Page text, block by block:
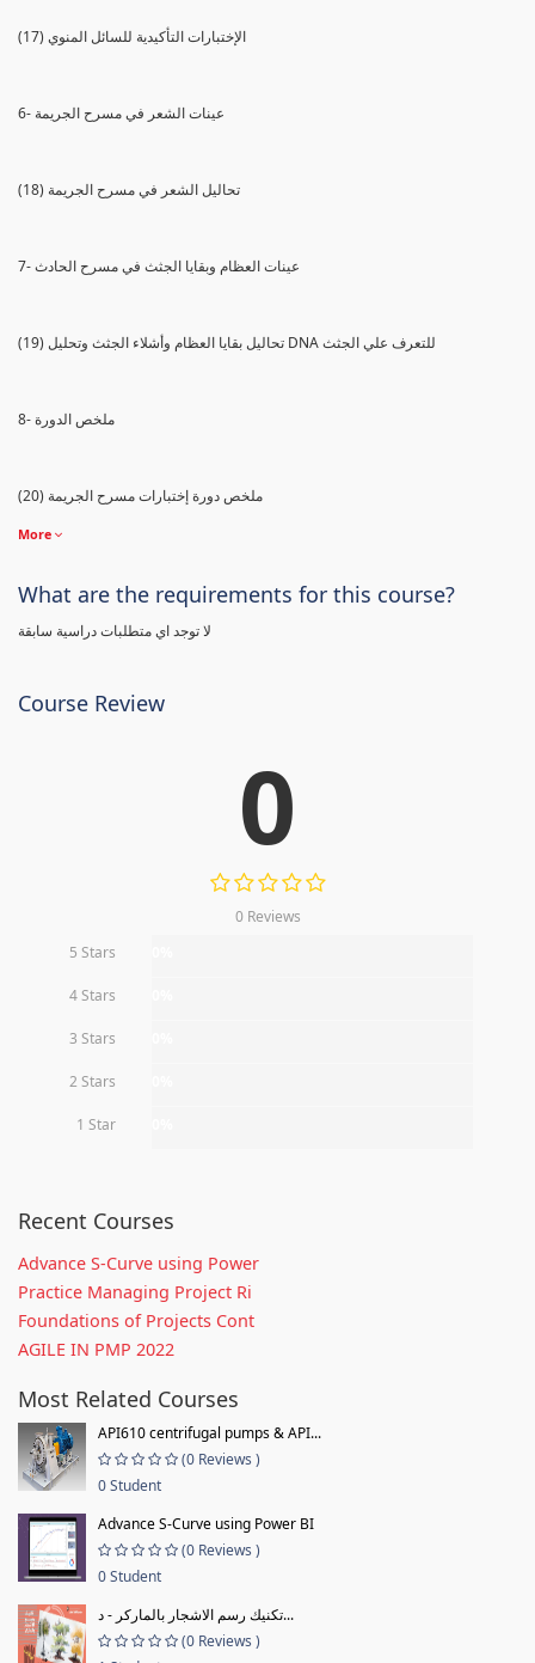
(17) الإختبارات التأكيدية للسائل المنوي
6- عينات الشعر في مسرح الجريمة
(18) تحاليل الشعر في مسرح الجريمة
7- عينات العظام وبقايا الجثث في مسرح الحادث
(19) تحاليل بقايا العظام وأشلاء الجثث وتحليل DNA للتعرف علي الجثث
8- ملخص الدورة
(20) ملخص دورة إختبارات مسرح الجريمة
More
What are the requirements for this course?
لا توجد اي متطلبات دراسية سابقة
Course Review
0
0 Reviews
5 Stars
4 Stars
3 Stars
2 Stars
1 Star
Recent Courses
Advance S-Curve using Power
Practice Managing Project Ri
Foundations of Projects Cont
AGILE IN PMP 2022
Most Related Courses
API610 centrifugal pumps & API...
(0 Reviews )
0 Student
Advance S-Curve using Power BI
(0 Reviews )
0 Student
تكنيك رسم الاشجار بالماركر - د...
(0 Reviews )